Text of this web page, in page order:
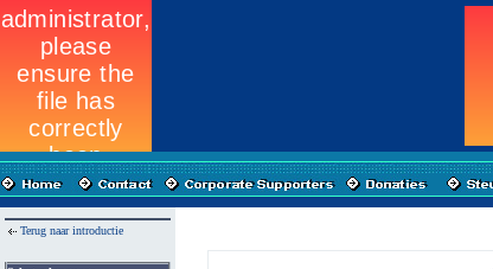
Terug naar introductie